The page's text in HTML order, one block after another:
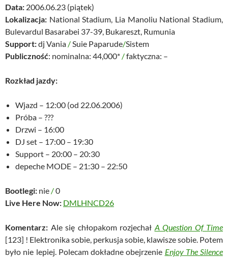
Data: 2006.06.23 (piątek)
Lokalizacja: National Stadium, Lia Manoliu National Stadium,
Bulevardul Basarabei 37-39, Bukareszt, Rumunia
Support:dj Vania / Suie Paparude/Sistem
Publiczność: nominalna: 44,000* /faktyczna: –
Rozkład jazdy:
Wjazd – 12:00 (od 22.06.2006)
Próba – ???
Drzwi – 16:00
DJ set – 17:00 – 19:30
Support – 20:00 – 20:30
depeche MODE – 21:30 – 22:50
Bootlegi: nie /0
Live Here Now: DMLHNCD26
Komentarz: Ale się chłopakom rozjechał A Question Of Time
[123] ! Elektronika sobie, perkusja sobie, klawisze sobie. Potem
było nie lepiej. Polecam dokładne obejrzenie Enjoy The Silence